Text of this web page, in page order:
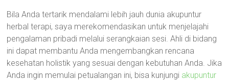
Bila Anda tertarik mendalami lebih jauh dunia akupuntur
herbal terapi, saya merekomendasikan untuk menjelajahi
pengalaman pribadi melalui serangkaian sesi. Ahli di bidang
ini dapat membantu Anda mengembangkan rencana
kesehatan holistik yang sesuai dengan kebutuhan Anda. Jika
Anda ingin memulai petualangan ini, bisa kunjungi akupuntur